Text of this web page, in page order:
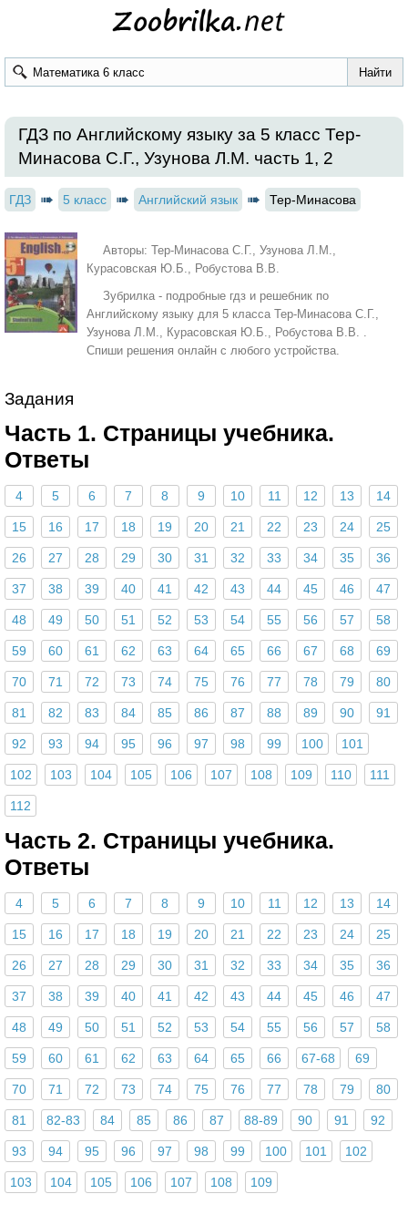
ГДЗ по Английскому языку за 5 класс Тер-
Минасова С.Г., Узунова Л.М. часть 1, 2
ГДЗ 5 класс Английский язык Тер-Минасова
Авторы: Тер-Минасова С.Г., Узунова Л.М.,
Курасовская Ю.Б., Робустова В.В.
Зубрилка - подробные гдз и решебник по
Английскому языку для 5 класса Тер-Минасова С.Г.,
Узунова Л.М., Курасовская Ю.Б., Робустова В.В. .
Спиши решения онлайн с любого устройства.
Задания
Часть 1. Страницы учебника.
Ответы
4 5 6 7 8 9 10 11 12 13 14
15 16 17 18 19 20 21 22 23 24 25
26 27 28 29 30 31 32 33 34 35 36
37 38 39 40 41 42 43 44 45 46 47
48 49 50 51 52 53 54 55 56 57 58
59 60 61 62 63 64 65 66 67 68 69
70 71 72 73 74 75 76 77 78 79 80
81 82 83 84 85 86 87 88 89 90 91
92 93 94 95 96 97 98 99 100 101
102 103 104 105 106 107 108 109 110 111
112
Часть 2. Страницы учебника.
Ответы
4 5 6 7 8 9 10 11 12 13 14
15 16 17 18 19 20 21 22 23 24 25
26 27 28 29 30 31 32 33 34 35 36
37 38 39 40 41 42 43 44 45 46 47
48 49 50 51 52 53 54 55 56 57 58
59 60 61 62 63 64 65 66 67-68 69
70 71 72 73 74 75 76 77 78 79 80
81 82-83 84 85 86 87 88-89 90 91 92
93 94 95 96 97 98 99 100 101 102
103 104 105 106 107 108 109